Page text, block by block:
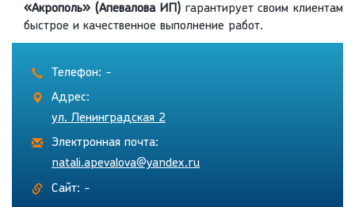
«Акрополь» (Апевалова ИП) гарантирует своим клиентам
быстрое и качественное выполнение работ.
Телефон: -
Адрес:
ул. Ленинградская 2
Электронная почта:
natali.apevalova@yandex.ru
Сайт: -